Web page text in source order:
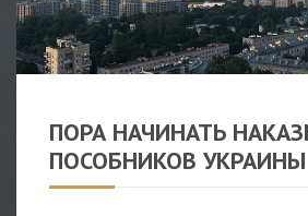
ПОРА НАЧИНАТЬ
ПОСОБНИКОВ УКРАИНЫ